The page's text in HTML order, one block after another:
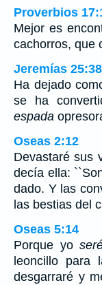
Proverbios
Mejor es
cachorros, que
Jeremías 25:38
Ha dejado
se ha
espada
Oseas 2:12
Devastaré sus
decía ella:
dado. Y las
las bestias del
Oseas 5:14
Porque yo
leoncillo para
desgarraré y